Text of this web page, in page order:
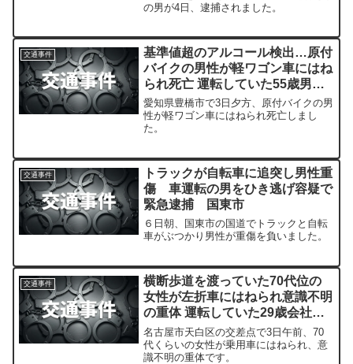
の男が4日、逮捕されました。
交通事件
基準値超のアルコール検出…原付
バイクの男性が軽ワゴン車にはね
られ死亡 運転していた55歳男を
現行犯逮捕
愛知県豊橋市で3日夕方、原付バイクの男
性が軽ワゴン車にはねられ死亡しまし
た。
交通事件
トラックが自転車に追突し男性重
傷 車運転の男をひき逃げ容疑で
緊急逮捕 国東市
６日朝、国東市の国道でトラックと自転
車がぶつかり男性が重傷を負いました。
交通事件
横断歩道を渡っていた70代位の
女性が左折車にはねられ意識不明
の重体 運転していた29歳会社員
の男を逮捕
名古屋市天白区の交差点で3日午前、70
代くらいの女性が乗用車にはねられ、意
識不明の重体です。